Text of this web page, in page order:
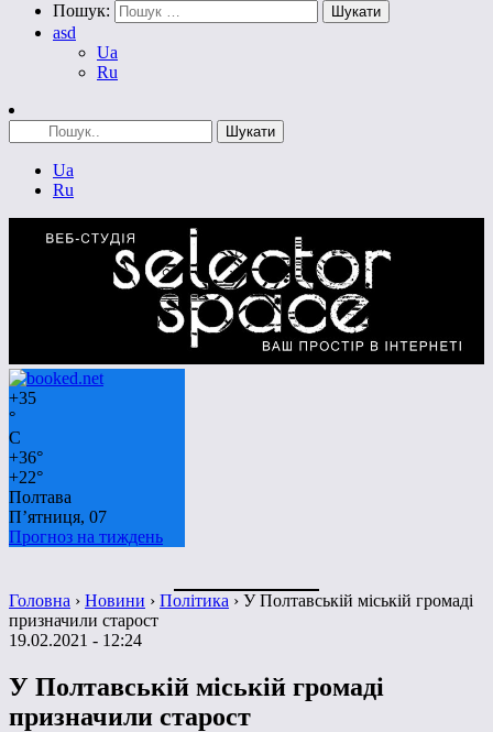
Пошук:
asd
Ua
Ru
Ua
Ru
+35
°
C
+36°
+22°
Полтава
П’ятниця, 07
Прогноз на тиждень
Головна › Новини › Політика › У Полтавській міській громаді
призначили старост
19.02.2021 - 12:24
У Полтавській міській громаді
призначили старост